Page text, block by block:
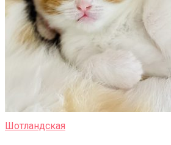
Шотландская